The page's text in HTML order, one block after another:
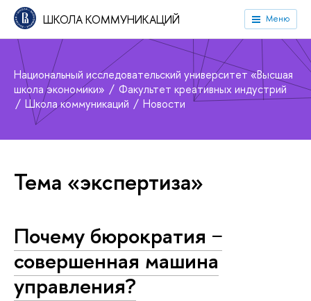
ШКОЛА КОММУНИКАЦИЙ Меню
Национальный исследовательский университет «Высшая
школа экономики»
Факультет креативных индустрий
Школа коммуникаций
Новости
Тема «экспертиза»
Почему бюрократия −
совершенная машина
управления?